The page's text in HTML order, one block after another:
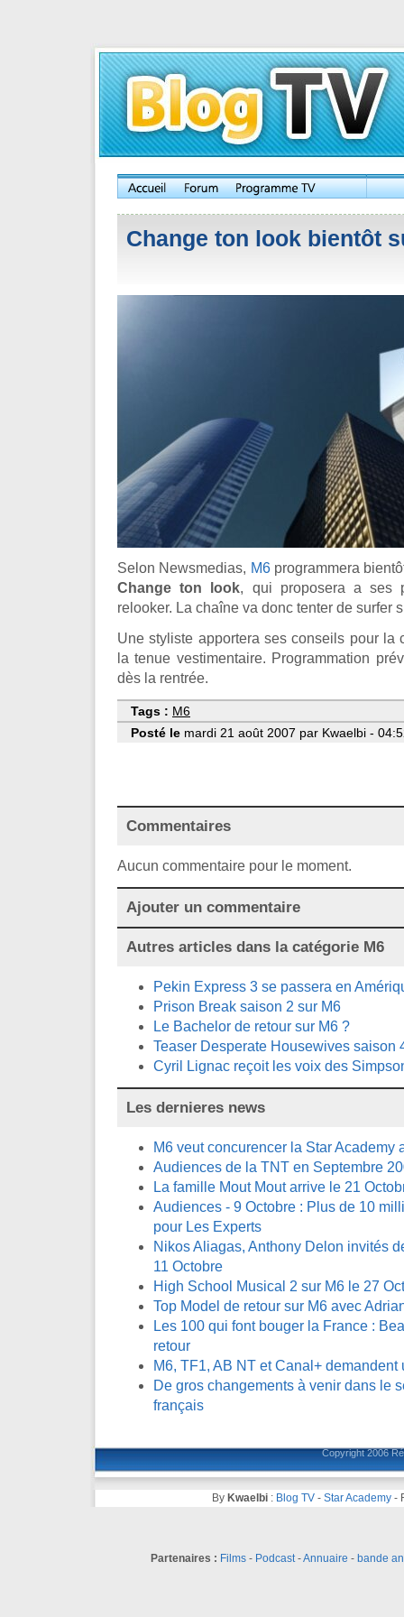
Change ton look bientôt
Selon Newsmedias, M6programmera
Change ton look, qui proposera a ses
relooker. La chaîne va donc tenter de surfer
Une styliste apportera ses conseils pour la
la tenue vestimentaire. Programmation
dès la rentrée.
Tags : M6
Posté le mardi 21 août 2007 par Kwaelbi -
Commentaires
Aucun commentaire pour le moment.
Ajouter un commentaire
Autres articles dans la catégorie M6
Pekin Express 3 se passera en
Prison Break saison 2 sur M6
Le Bachelor de retour sur M6 ?
Teaser Desperate Housewives saison
Cyril Lignac reçoit les voix des
Les dernieres news
M6 veut concurencer la Star Academy
Audiences de la TNT en Septembre
La famille Mout Mout arrive le 21
Audiences - 9 Octobre : Plus de 10
pour Les Experts
Nikos Aliagas, Anthony Delon invités
11 Octobre
High School Musical 2 sur M6 le 27
Top Model de retour sur M6 avec
Les 100 qui font bouger la France :
retour
M6, TF1, AB NT et Canal+
De gros changements à venir dans le
français
Copyright 2006
By Kwaelbi: Blog TV- Star Academy-
Partenaires : Films- Podcast-Annuaire - bande